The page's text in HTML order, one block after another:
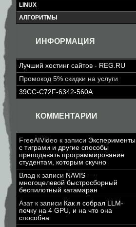
LINUX
АЛГОРИТМЫ
ИНФОРМАЦИЯ
Лучший хостинг сайтов - REG.RU
Промокод 5% скидки на услуги
39CC-C72F-6342-560A
КОММЕНТАРИИ
FreeAIVideo к записи Эксперименты
с тиграми и другие способы
преподавать программирование
студентам, которым скучно
Влад к записи NAVIS —
многоцелевой быстросборный
беспилотный катамаран
Азатк записи Как я собрал LLM-
печку на 4 GPU, и на что она
способна